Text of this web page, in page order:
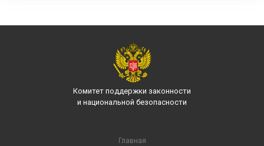
Комитет поддержки законности
и национальной безопасности
Главная